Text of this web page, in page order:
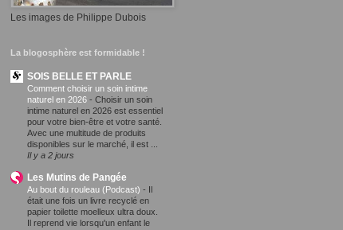
Les images de Philippe Dubois
La blogosphère est formidable !
SOIS BELLE ET PARLE
Comment choisir un soin intime
naturel en 2026 - Choisir un soin
intime naturel en 2026 est essentiel
pour votre bien-être et votre santé.
Avec une multitude de produits
disponibles sur le marché, il est ...
Il y a 2 jours
Les Mutins de Pangée
Au bout du rouleau (Podcast) - Il
était une fois un livre recyclé en
papier toilette moelleux ultra doux.
Il reprend vie lorsqu'un enfant le